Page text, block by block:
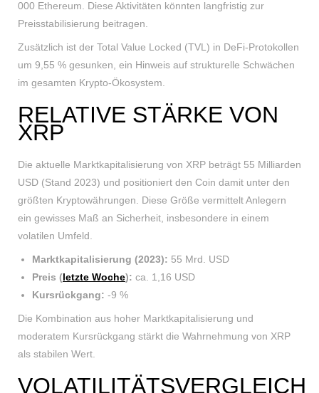
000 Ethereum. Diese Aktivitäten könnten langfristig zur
Preisstabilisierung beitragen.
Zusätzlich ist der Total Value Locked (TVL) in DeFi-Protokollen
um 9,55 % gesunken, ein Hinweis auf strukturelle Schwächen
im gesamten Krypto-Ökosystem.
RELATIVE STÄRKE VON
XRP
Die aktuelle Marktkapitalisierung von XRP beträgt 55 Milliarden
USD (Stand 2023) und positioniert den Coin damit unter den
größten Kryptowährungen. Diese Größe vermittelt Anlegern
ein gewisses Maß an Sicherheit, insbesondere in einem
volatilen Umfeld.
Marktkapitalisierung (2023): 55 Mrd. USD
Preis (letzte Woche): ca. 1,16 USD
Kursrückgang: -9 %
Die Kombination aus hoher Marktkapitalisierung und
moderatem Kursrückgang stärkt die Wahrnehmung von XRP
als stabilen Wert.
VOLATILITÄTSVERGLEICH